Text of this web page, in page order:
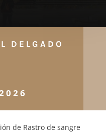
DELGADO
de Rastro de sangre